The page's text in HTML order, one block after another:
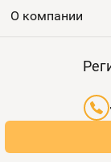
Выгодные тарифы
О компании
Оплата и